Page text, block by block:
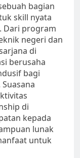
bagian
skill nyata
Dari program
negeri dan
di
berusaha
bagi
di
kepada
lunak
untuk